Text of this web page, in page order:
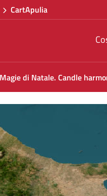
CartApulia
Magie di Natale. Candle